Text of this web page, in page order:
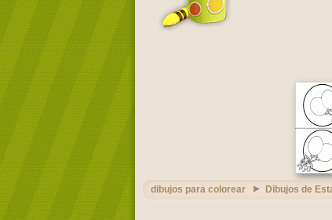
dibujos para colorear Dibujos de